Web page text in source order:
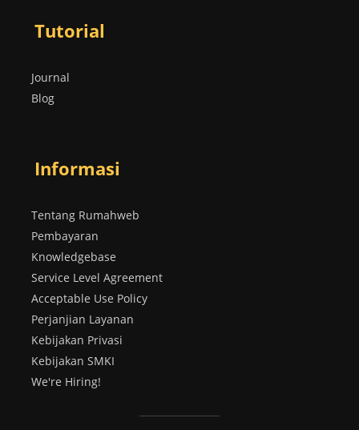
Tutorial
Journal
Blog
Informasi
Tentang Rumahweb
Pembayaran
Knowledgebase
Service Level Agreement
Acceptable Use Policy
Perjanjian Layanan
Kebijakan Privasi
Kebijakan SMKI
We're Hiring!